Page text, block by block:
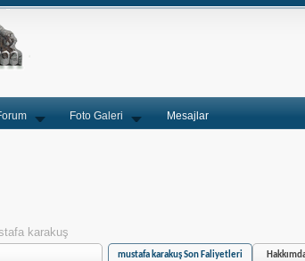
Foto Galeri Mesajlar
karakuş
mustafa karakuş Son Faliyetleri